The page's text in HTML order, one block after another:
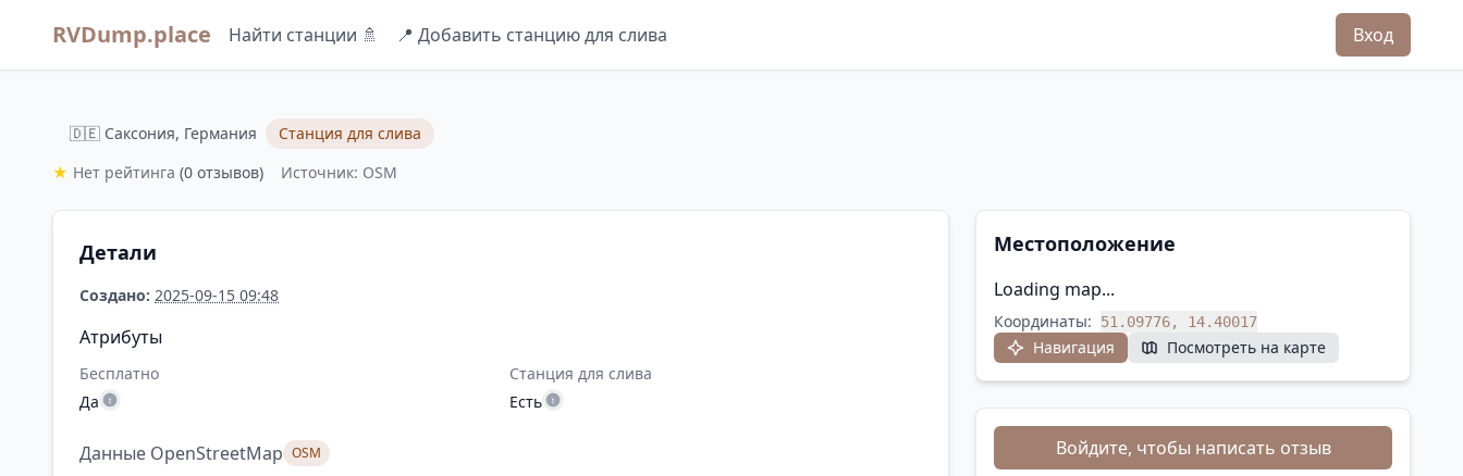
RVDump.place Найти станции 🚿 📍 Добавить станцию для слива Вход
🇩🇪 Саксония, Германия
Станция для слива
★ Нет рейтинга (0 отзывов) Источник: OSM
Детали
Создано: 2025-09-15 09:48
Атрибуты
Бесплатно
Да
Станция для слива
Есть
Данные OpenStreetMap OSM
Местоположение
Loading map...
Координаты: 51.09776, 14.40017
Навигация Посмотреть на карте
Войдите, чтобы написать отзыв